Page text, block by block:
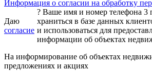
Информация о согласии на обработку
Даю
согласие
? Ваше имя и номер телефона 3
храниться в базе данных
и использоваться для
информации об объектах
На информирование об объектах
предложениях и акциях